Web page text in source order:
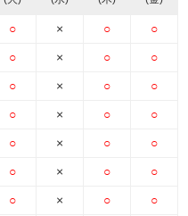
○
○
○
○
○
○
○
×
×
×
×
×
×
×
○
○
○
○
○
○
○
○
○
○
○
○
○
○